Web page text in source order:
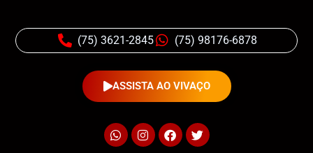
(75) 3621-2845 (75) 98176-6878
ASSISTA AO VIVAÇO